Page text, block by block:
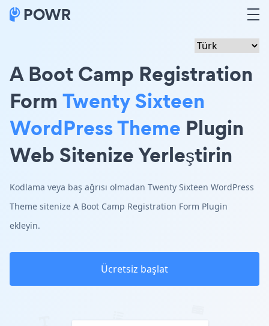
A Boot Camp Registration
Form Twenty Sixteen
WordPress Theme Plugin
Web Sitenize Yerleştirin
Kodlama veya baş ağrısı olmadan Twenty Sixteen WordPress
Theme sitenize A Boot Camp Registration Form Plugin
ekleyin.
Ücretsiz başlat